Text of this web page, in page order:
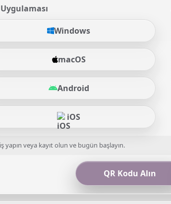
Windows
macOS
Android
iOS
veya kayıt olun ve bugün başlayın.
QR Kodu Alın